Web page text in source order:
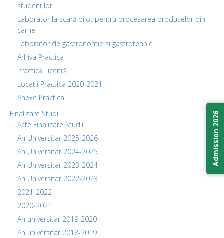
studenților
Laborator la scară pilot pentru procesarea produselor din
carne
Laborator de gastronomie si gastrotehnie
Arhiva Practica
Practică Licență
Locatii Practica 2020-2021
Anexe Practica
Finalizare Studii
Acte Finalizare Studii
An Universitar 2025-2026
An Universitar 2024-2025
An Universitar 2023-2024
An Universitar 2022-2023
2021-2022
2020-2021
An universitar 2019-2020
An universitar 2018-2019
Admission 2026